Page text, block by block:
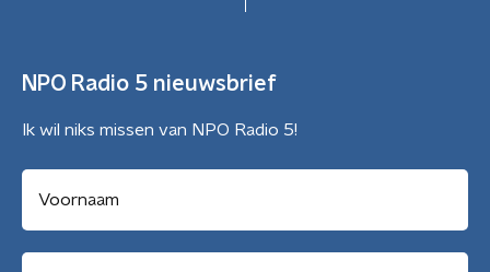
NPO Radio 5 nieuwsbrief
Ik wil niks missen van NPO Radio 5!